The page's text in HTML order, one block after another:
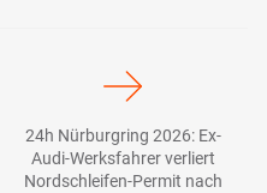
24h Nürburgring 2026: Ex-
Audi-Werksfahrer verliert
Nordschleifen-Permit nach